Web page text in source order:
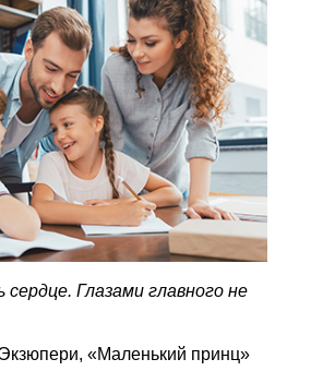
Глазами главного не
«Маленький принц»